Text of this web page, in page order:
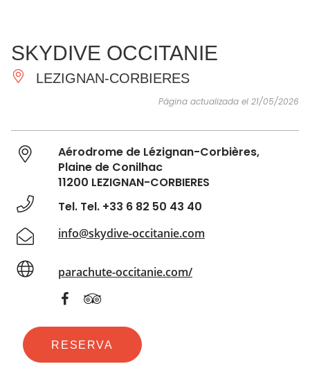
IMPRESCINDIBLES
HACER
INSPIRACIONES
SKYDIVE OCCITANIE
LEZIGNAN-CORBIERES
Página actualizada el 21/05/2026
Aérodrome de Lézignan-Corbières,
Plaine de Conilhac
11200 LEZIGNAN-CORBIERES
Tel. Tel. +33 6 82 50 43 40
info@skydive-occitanie.com
parachute-occitanie.com/
RESERVA